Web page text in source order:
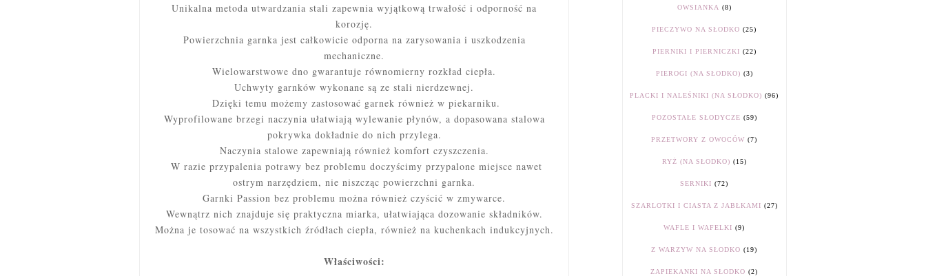
Unikalna metoda utwardzania stali zapewnia wyjątkową trwałość i odporność na
korozję.
Powierzchnia garnka jest całkowicie odporna na zarysowania i uszkodzenia
mechaniczne.
Wielowarstwowe dno gwarantuje równomierny rozkład ciepła.
Uchwyty garnków wykonane są ze stali nierdzewnej.
Dzięki temu możemy zastosować garnek również w piekarniku.
Wyprofilowane brzegi naczynia ułatwiają wylewanie płynów, a dopasowana stalowa
pokrywka dokładnie do nich przylega.
Naczynia stalowe zapewniają również komfort czyszczenia.
W razie przypalenia potrawy bez problemu doczyścimy przypalone miejsce nawet
ostrym narzędziem, nie niszcząc powierzchni garnka.
Garnki Passion bez problemu można również czyścić w zmywarce.
Wewnątrz nich znajduje się praktyczna miarka, ułatwiająca dozowanie składników.
Można je tosować na wszystkich źródłach ciepła, również na kuchenkach indukcyjnych.
Właściwości:
OWSIANKA (8)
PIECZYWO NA SŁODKO (25)
PIERNIKI I PIERNICZKI (22)
PIEROGI (NA SŁODKO) (3)
PLACKI I NALEŚNIKI (NA SŁODKO) (96)
POZOSTAŁE SŁODYCZE (59)
PRZETWORY Z OWOCÓW (7)
RYŻ (NA SŁODKO) (15)
SERNIKI (72)
SZARLOTKI I CIASTA Z JABŁKAMI (27)
WAFLE I WAFELKI (9)
Z WARZYW NA SŁODKO (19)
ZAPIEKANKI NA SŁODKO (2)